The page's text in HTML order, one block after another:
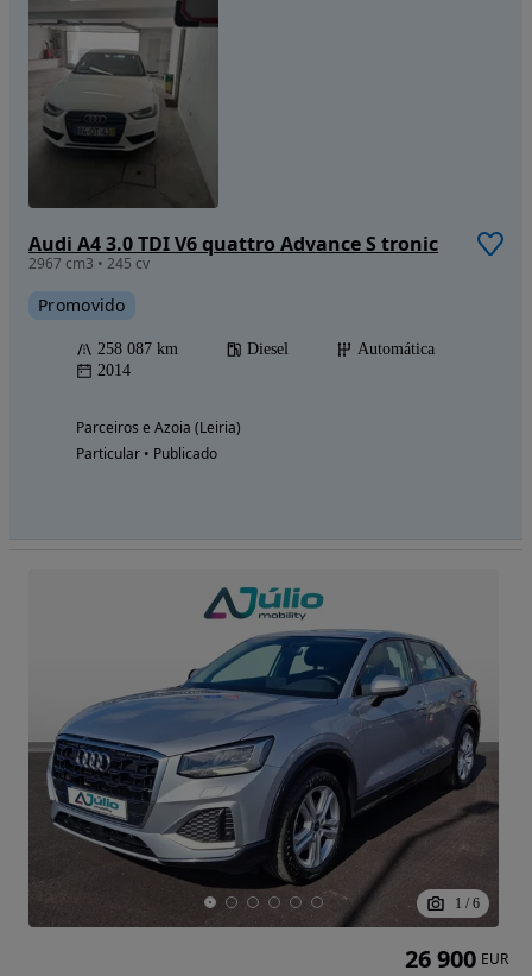
Audi A4 3.0 TDI V6 quattro Advance S tronic
2967 cm3 • 245 cv
Promovido
258 087 km Diesel
Automática
2014
Parceiros e Azoia (Leiria)
Particular • Publicado
1 / 6
26 900 EUR